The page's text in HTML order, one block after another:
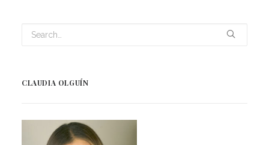
CLAUDIA OLGUÍN